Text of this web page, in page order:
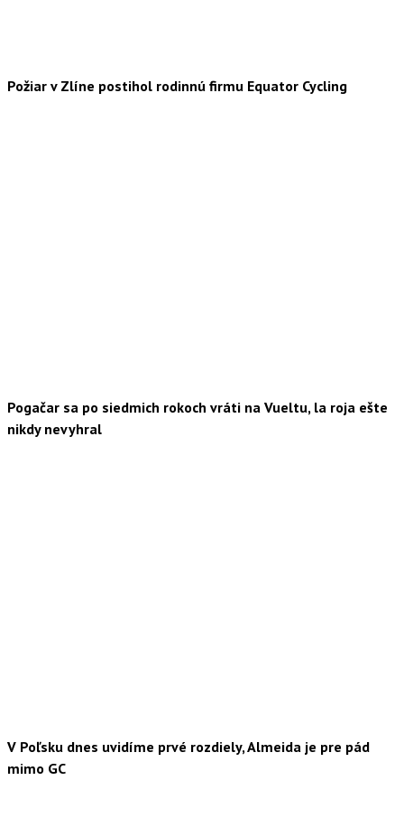
Požiar v Zlíne postihol rodinnú firmu Equator Cycling
Pogačar sa po siedmich rokoch vráti na Vueltu, la roja ešte
nikdy nevyhral
V Poľsku dnes uvidíme prvé rozdiely, Almeida je pre pád
mimo GC